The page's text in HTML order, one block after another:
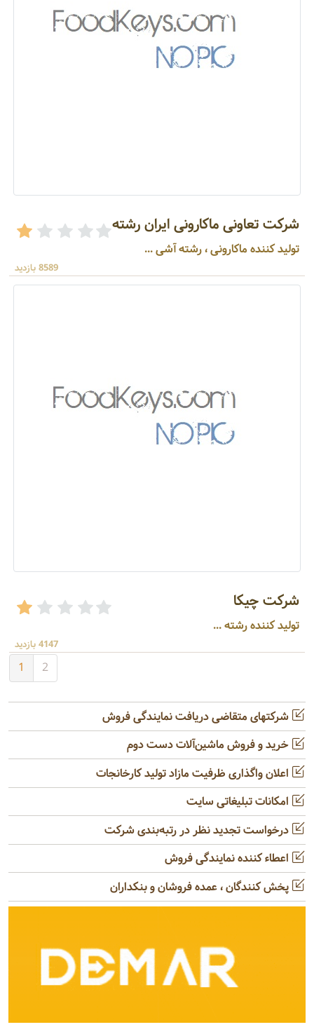
شرکت تعاونی ماکارونی ایران رشته
تولید کننده ماکارونی ، رشته آشی ...
8589 بازدید
شرکت چیکا
تولید کننده رشته ...
4147 بازدید
1 2
شرکتهای متقاضی دریافت نمایندگی فروش
خرید و فروش ماشین‌آلات دست دوم
اعلان واگذاری ظرفیت مازاد تولید کارخانجات
امکانات تبلیغاتی سایت
درخواست تجدید نظر در رتبه‌بندی شرکت
اعطاء کننده نمایندگی فروش
پخش کنندگان ، عمده فروشان و بنکداران